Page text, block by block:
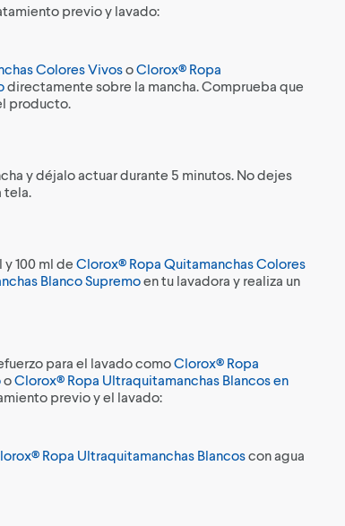
previo y lavado:
Colores VivosoClorox® Ropa
directamente sobre la mancha. Comprueba que
producto.
y déjalo actuar durante 5 minutos. No dejes
tela.
100 ml de Clorox® Ropa Quitamanchas Colores
Blanco Supremoen tu lavadora y realiza un
para el lavado comoClorox® Ropa
oClorox® Ropa Ultraquitamanchas Blancos en
previo y el lavado:
Ropa Ultraquitamanchas Blancoscon agua